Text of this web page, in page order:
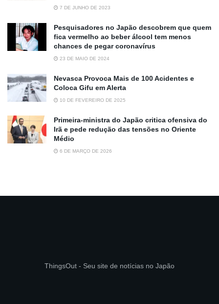
7 DE JUNHO DE 2023
Pesquisadores no Japão descobrem que quem
fica vermelho ao beber álcool tem menos
chances de pegar coronavírus
23 DE MAIO DE 2024
Nevasca Provoca Mais de 100 Acidentes e
Coloca Gifu em Alerta
10 DE FEVEREIRO DE 2025
Primeira-ministra do Japão critica ofensiva do
Irã e pede redução das tensões no Oriente
Médio
6 DE MARÇO DE 2026
ThingsOut - Seu site de notícias no Japão